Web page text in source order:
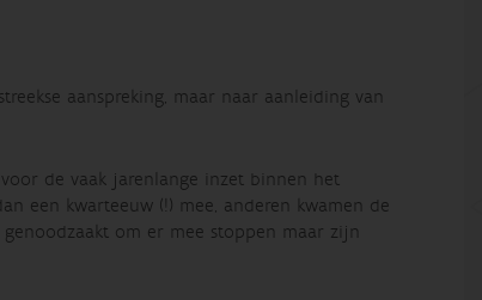
aanspreking, maar naar aanleiding van
de vaak jarenlange inzet binnen het
een kwarteeuw (!) mee, anderen kwamen de
om er mee stoppen maar zijn